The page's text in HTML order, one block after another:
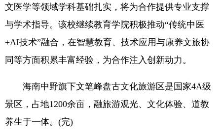
文医学等领域学科基础扎实，将为合作提供专业支撑
与学术指导。该校继续教育学院积极推动“传统中医
+AI技术”融合，在智慧教育、技术应用与康养文旅协
同等方面积累丰富经验，为合作注入创新动力。
海南中野旗下文笔峰盘古文化旅游区是国家4A级
景区，占地1200余亩，融旅游观光、文化体验、道教
养生于一体。(完)